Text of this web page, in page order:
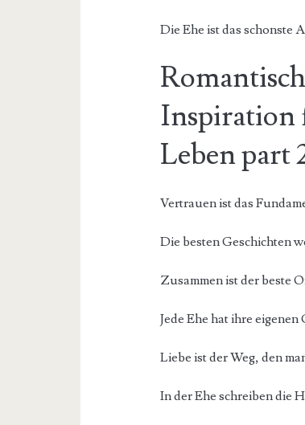
Die Ehe ist das schonste
Inspiration
Leben part
Vertrauen ist das
Die besten Geschichten
Zusammen ist der beste
Jede Ehe hat ihre
Liebe ist der Weg, den
In der Ehe schreiben die